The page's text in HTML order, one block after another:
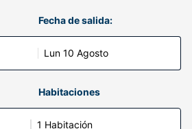
Fecha de salida:
Lun 10 Agosto
Habitaciones
1 Habitación